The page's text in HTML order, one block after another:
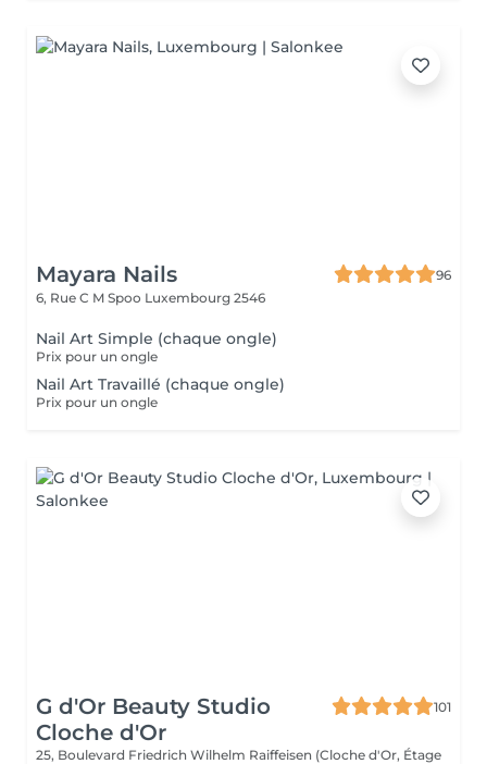
Mayara Nails
96
6, Rue C M Spoo Luxembourg 2546
Nail Art Simple (chaque ongle)
Prix pour un ongle
Nail Art Travaillé (chaque ongle)
Prix pour un ongle
G d'Or Beauty Studio
Cloche d'Or
101
25, Boulevard Friedrich Wilhelm Raiffeisen (Cloche d'Or, Étage